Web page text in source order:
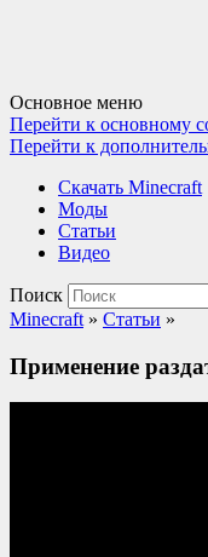
Основное меню
Перейти к основному
Перейти к
Cкачать Minecraft
Моды
Статьи
Видео
Поиск
Minecraft » Статьи »
Применение